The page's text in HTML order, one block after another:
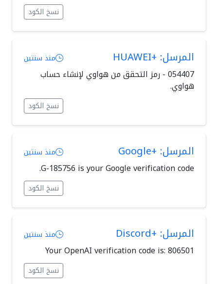
نسخ الكود
المرسل: +HUAWEI منذ سنتين
‏054407‏ - رمز التحقق من هواوي لإنشاء حساب
هواوي.
نسخ الكود
المرسل: +Google منذ سنتين
G-185756 is your Google verification code.
نسخ الكود
المرسل: +Discord منذ سنتين
Your OpenAI verification code is: 806501
نسخ الكود